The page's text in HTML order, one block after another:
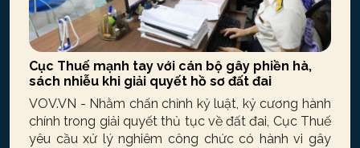
Cục Thuế mạnh tay với cán bộ gây phiền hà,
sách nhiễu khi giải quyết hồ sơ đất đai
VOV.VN - Nhằm chấn chỉnh kỷ luật, kỷ cương hành
chính trong giải quyết thủ tục về đất đai, Cục Thuế
yêu cầu xử lý nghiêm công chức có hành vi gây